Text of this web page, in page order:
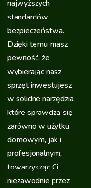
najwyższych
standardów
bezpieczeństwa.
Dzięki temu masz
pewność, że
wybierając nasz
sprzęt inwestujesz
w solidne narzędzia,
które sprawdzą się
zarówno w użytku
domowym, jak i
profesjonalnym,
towarzysząc Ci
niezawodnie przez